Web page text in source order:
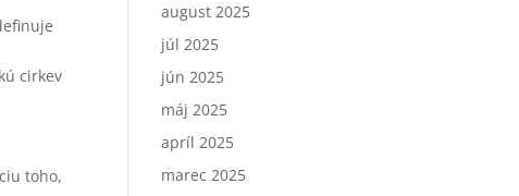
cirkev
toho,
august 2025
júl 2025
jún 2025
máj 2025
apríl 2025
marec 2025